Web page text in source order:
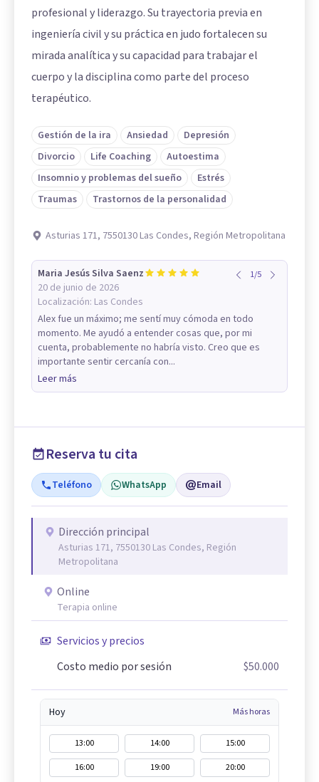
profesional y liderazgo. Su trayectoria previa en
ingeniería civil y su práctica en judo fortalecen su
mirada analítica y su capacidad para trabajar el
cuerpo y la disciplina como parte del proceso
terapéutico.
Gestión de la ira Ansiedad
Depresión
Divorcio
Life Coaching
Autoestima
Insomnio y problemas del sueño
Estrés
Traumas
Trastornos de la personalidad
Asturias 171, 7550130 Las Condes, Región Metropolitana
Maria Jesús Silva Saenz
20 de junio de 2026
Localización: Las Condes
1/5
Alex fue un máximo; me sentí muy cómoda en todo
momento. Me ayudó a entender cosas que, por mi
cuenta, probablemente no habría visto. Creo que es
importante sentir cercanía con...
Leer más
Reserva tu cita
Teléfono WhatsApp Email
Dirección principal
Asturias 171, 7550130 Las Condes, Región
Metropolitana
Online
Terapia online
Servicios y precios
Costo medio por sesión
$50.000
Hoy Más horas
13:00 14:00
15:00
16:00
19:00 20:00